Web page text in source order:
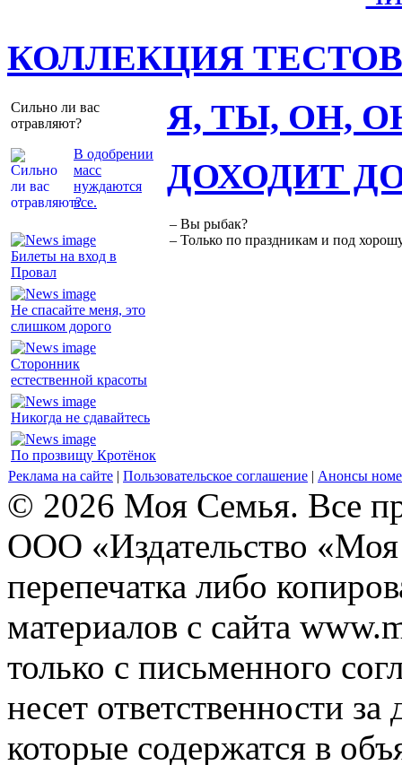
КОЛЛЕКЦИЯ ТЕСТОВ
Сильно ли вас
отравляют?
В одобрении
масс
нуждаются
все.
Я, ТЫ, ОН,
Билеты на вход в
Провал
Не спасайте меня, это
слишком дорого
Сторонник
естественной красоты
Никогда не сдавайтесь
По прозвищу Кротёнок
ДОХОДИТ
– Вы рыбак?
– Только по праздникам и под
Реклама на сайте | Пользовательское соглашение | Анонсы
© 2026 Моя Семья. Все
ООО «Издательство
перепечатка либо
материалов с сайта
только с письменного
несет ответственности
которые содержатся в